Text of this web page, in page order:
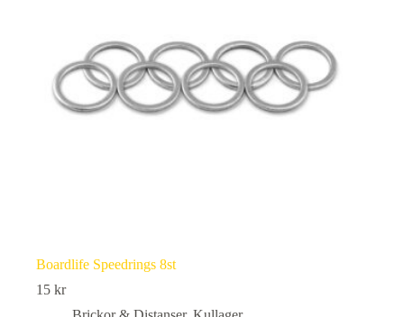
Boardlife Speedrings 8st
15 kr